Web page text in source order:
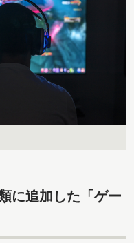
に追加した「ゲー